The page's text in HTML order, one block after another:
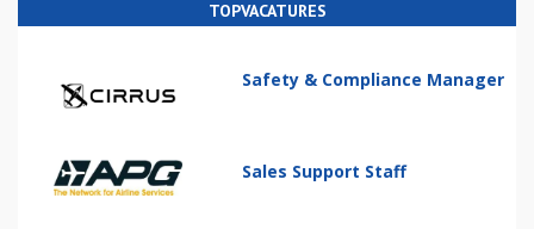
TOPVACATURES
Safety & Compliance Manager
Sales Support Staff